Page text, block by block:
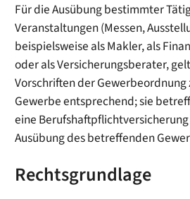
Für die Ausübung bestimmter
Veranstaltungen (Messen,
beispielsweise als Makler, als
oder als Versicherungsberater,
Vorschriften der
Gewerbe entsprechend; sie
eine
Ausübung des betreffenden
Rechtsgrundlage